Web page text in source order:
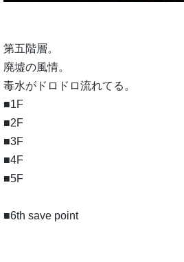
第五階層。
廃墟の風情。
毒水がドロドロ流れてる。
■1F
■2F
■3F
■4F
■5F
■6th save point